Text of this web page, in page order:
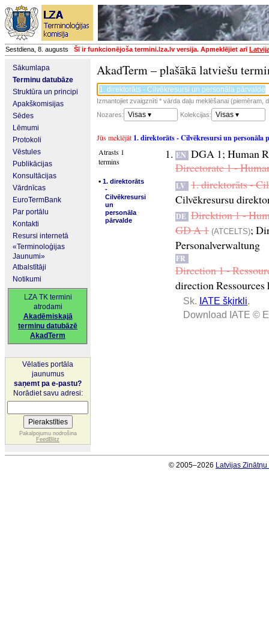
Sestdiena, 8. augusts Šī ir funkcionējoša termini.lza.lv versija. Apmeklējiet arī
Sākumlapa
Terminu datubāze
Struktūra un principi
Apakškomisijas
Sēdes
Lēmumi
Protokoli
Vēstules
Publikācijas
Konsultācijas
Vārdnīcas
EuroTermBank
Par portālu
Kontakti
Resursi internetā
«Terminoloģijas
Jaunumi»
Atbalstītāji
Notikumi
LZA TK termini
atrodami
Akadēmiskajā
terminu datubāzē
AkadTerm
Vēlaties portāla
jaunumus
saņemt pa e-pastu?
Norādiet savu adresi:
Pakalpojumu nodrošina
FeedBlitz
AkadTerm – plašākā latviešu
Izmantojiet zvaigznīti * vārda daļu meklēšanai (piemēram,
Nozares:
Visas ▾ Kolekcijas: Visas ▾
Jūs meklējāt 1. direktorāts - Cilvēkresursi un personāla
Atrasts 1
termins
▪ 1. direktorāts
-
Cilvēkresursi
un
personāla
pārvalde
EN DGA 1; Human
Directorate 1 -
LV 1. direktorāts -
Cilvēkresursu
DE Direktion 1 -
GD A 1 (ATCELTS);
Personalverwaltung
FR
Direction 1 -
direction Ressources
Sk. IATE šķirkli.
Download IATE ©
© 2005–2026 Latvijas